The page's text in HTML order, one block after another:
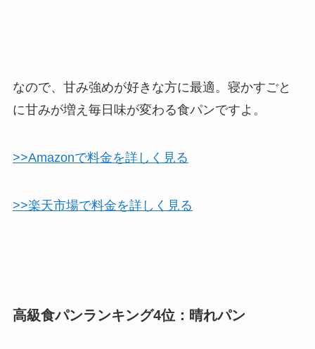
なので、甘み強めが好きな方に最適。寝かすごと
に甘みが増え毎日味が変わる食パンですよ。
>>Amazonで料金を詳しく見る
>>楽天市場で料金を詳しく見る
高級食パンランキング4位：晴れパン